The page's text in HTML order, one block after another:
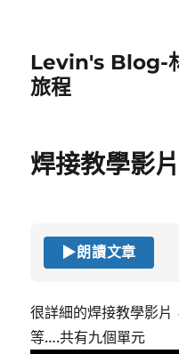
Levin's Blog-
旅程
焊接教學影片
▶朗讀文章
很詳細的焊接教學影片
等….共有九個單元